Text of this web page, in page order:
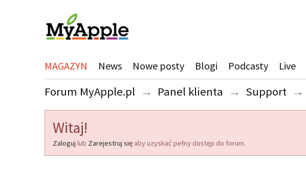
MAGAZYN News Nowe posty Blogi Podcasty Live
Forum MyApple.pl → Panel klienta → Support →
Witaj!
Zaloguj lub Zarejestruj się aby uzyskać pełny dostęp do forum.